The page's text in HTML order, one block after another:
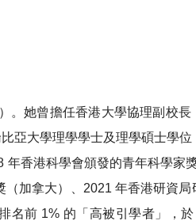
。她曾擔任香港大學協理副校長
亞大學理學學士及理學碩士學位
香港科學會頒發的青年科學家
加拿大）、2021 年香港研資局
名前 1% 的「高被引學者」，於